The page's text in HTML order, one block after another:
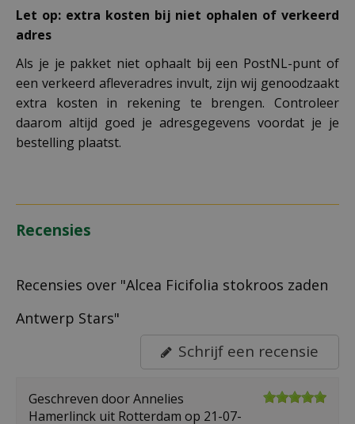
Let op: extra kosten bij niet ophalen of verkeerd
adres
Als je je pakket niet ophaalt bij een PostNL-punt of
een verkeerd afleveradres invult, zijn wij genoodzaakt
extra kosten in rekening te brengen. Controleer
daarom altijd goed je adresgegevens voordat je je
bestelling plaatst.
Recensies
Recensies over "Alcea Ficifolia stokroos zaden
Antwerp Stars"
Schrijf een recensie
Geschreven doorAnnelies
Hamerlinck uit Rotterdam op 21-07-